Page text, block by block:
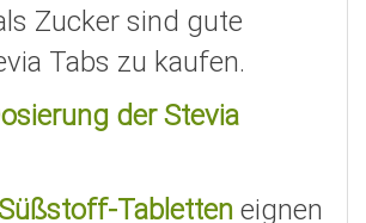
Zucker sind gute
Tabs zu kaufen.
der Stevia
Tabletten eignen